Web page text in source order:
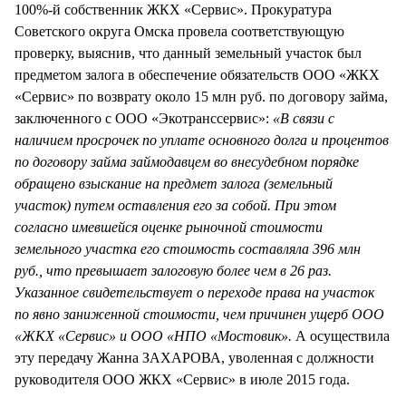
100%-й собственник ЖКХ «Сервис». Прокуратура
Советского округа Омска провела соответствующую
проверку, выяснив, что данный земельный участок был
предметом залога в обеспечение обязательств ООО «ЖКХ
«Сервис» по возврату около 15 млн руб. по договору займа,
заключенного с ООО «Экотранссервис»: «В связи с
наличием просрочек по уплате основного долга и процентов
по договору займа займодавцем во внесудебном порядке
обращено взыскание на предмет залога (земельный
участок) путем оставления его за собой. При этом
согласно имевшейся оценке рыночной стоимости
земельного участка его стоимость составляла 396 млн
руб., что превышает залоговую более чем в 26 раз.
Указанное свидетельствует о переходе права на участок
по явно заниженной стоимости, чем причинен ущерб ООО
«ЖКХ «Сервис» и ООО «НПО «Мостовик». А осуществила
эту передачу Жанна ЗАХАРОВА, уволенная с должности
руководителя ООО ЖКХ «Сервис» в июле 2015 года.